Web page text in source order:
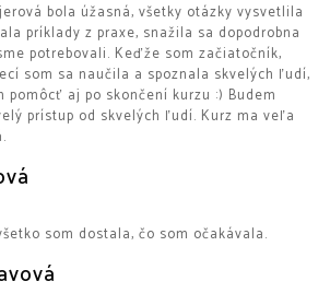
bola úžasná, všetky otázky vysvetlila
príklady z praxe, snažila sa dopodrobna
potrebovali. Keďže som začiatočník,
som sa naučila a spoznala skvelých ľudí,
pomôcť aj po skončení kurzu :) Budem
prístup od skvelých ľudí. Kurz ma veľa
som dostala, čo som očakávala.